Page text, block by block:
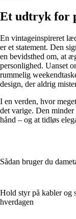
Et udtryk for
En vintageinspireret
er et statement. Den
en bevidsthed om, at
personlighed. Uanset
rummelig
design, der aldrig
I en verden, hvor
det varige. Den
hånd – og at tidløs
Sådan bruger du
Hold styr på kabler og
hverdagen